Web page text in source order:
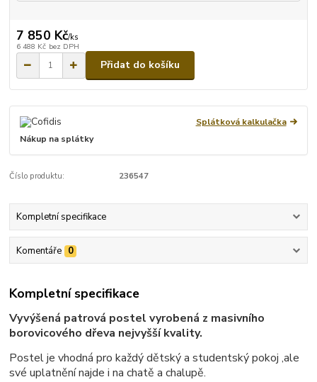
7 850 Kč/ks
6 488 Kč bez DPH
Přidat do košíku
Splátková kalkulačka
Nákup na splátky
Číslo produktu: 236547
Kompletní specifikace
Komentáře 0
Kompletní specifikace
Vyvýšená patrová postel vyrobená z masivního
borovicového dřeva nejvyšší kvality.
Postel je vhodná pro každý dětský a studentský pokoj ,ale
své uplatnění najde i na chatě a chalupě.